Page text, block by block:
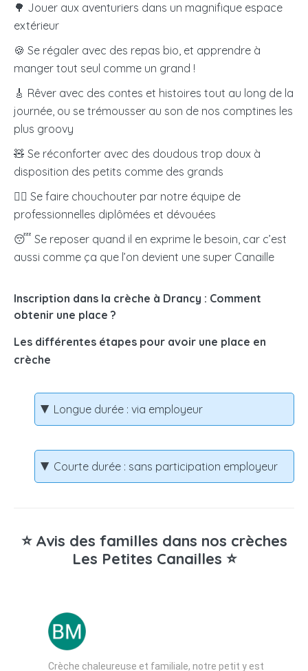
Tarif micro-crèche PAJE
grille tarifaire. La CAF participe au financement en vous
versant directement une aide mensuelle, dont le
montant dépend de vos revenus et du nombre
d’enfants à charge.
🌳 Jouer aux aventuriers dans un magnifique espace
extérieur
🍪 Se régaler avec des repas bio, et apprendre à
manger tout seul comme un grand !
🎸 Rêver avec des contes et histoires tout au long de la
journée, ou se trémousser au son de nos comptines les
plus groovy
🧸 Se réconforter avec des doudous trop doux à
disposition des petits comme des grands
🧖‍♀️ Se faire chouchouter par notre équipe de
professionnelles diplômées et dévouées
😴 Se reposer quand il en exprime le besoin, car c’est
aussi comme ça que l’on devient une super Canaille
Inscription dans la crèche à Drancy : Comment
obtenir une place ?
Les différentes étapes pour avoir une place en
crèche
Longue durée : via employeur
Courte durée : sans participation employeur
⭐ Avis des familles dans nos crèches
Les Petites Canailles ⭐
Crèche chaleureuse et familiale, notre petit y est